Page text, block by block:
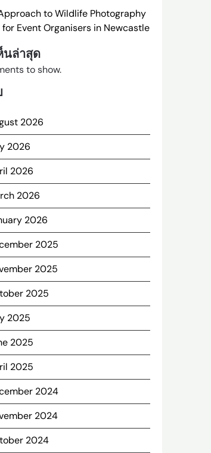
to Wildlife Photography
for Event Organisers in Newcastle
นล่าสุด
to show.
2026
2026
2026
2026
2026
2025
2025
2025
2025
2025
2025
2024
2024
2024